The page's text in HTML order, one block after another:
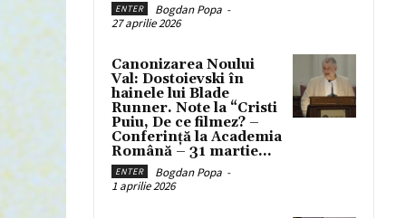
ENTER Bogdan Popa -
27 aprilie 2026
Canonizarea Noului
Val: Dostoievski în
hainele lui Blade
Runner. Note la “Cristi
Puiu, De ce filmez? –
Conferință la Academia
Română – 31 martie...
ENTER Bogdan Popa -
1 aprilie 2026